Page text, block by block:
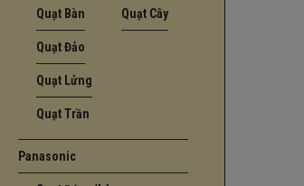
Quạt Bàn Quạt Cây
Quạt Đảo
Quạt Lửng
Quạt Trần
Panasonic